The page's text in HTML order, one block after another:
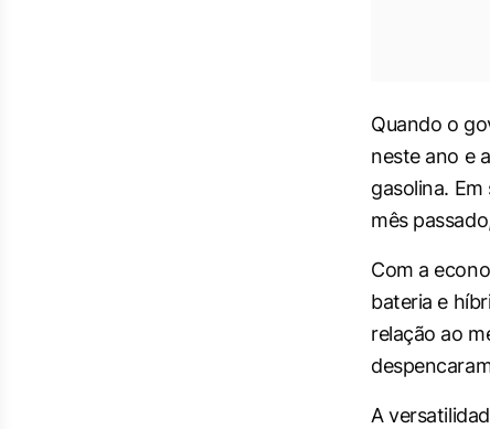
Quando o
neste ano e
gasolina.
mês
Com a
bateria e
relação ao
A